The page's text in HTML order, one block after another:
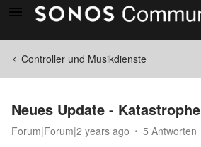
Controller und Musikdienste
Neues Update - Katastrophe
Forum|Forum|2 years ago 5 Antworten